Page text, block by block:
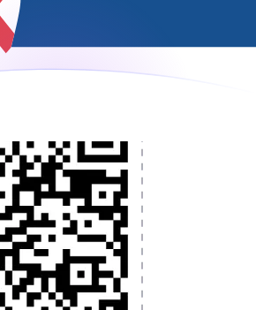
frais cachés. Téléchargez
!